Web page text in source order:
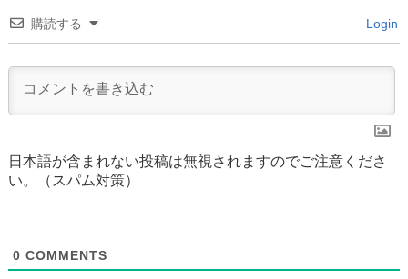
購読する Login
日本語が含まれない投稿は無視されますのでご注意くださ
い。（スパム対策）
0 COMMENTS